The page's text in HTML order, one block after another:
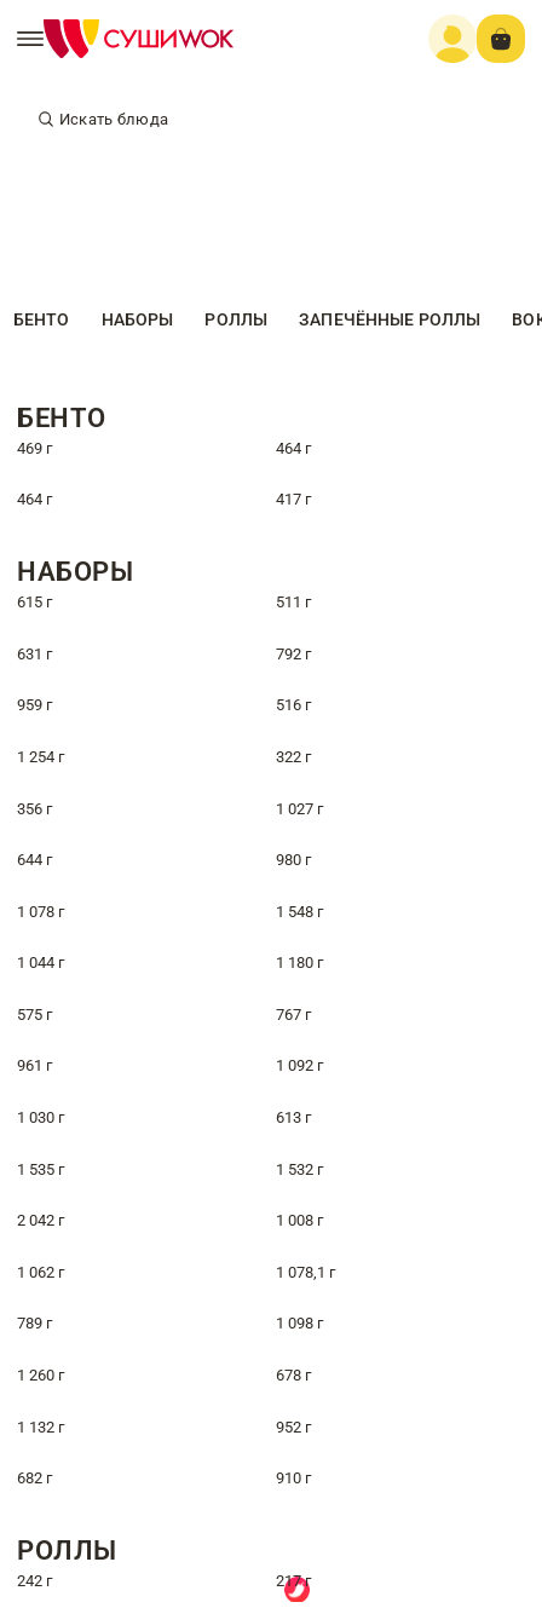
Искать блюда
БЕНТО НАБОРЫ РОЛЛЫ ЗАПЕЧЁННЫЕ РОЛЛЫ
БЕНТО
469 г 464 г
464 г 417 г
НАБОРЫ
615 г 511 г
631 г 792 г
959 г 516 г
1 254 г 322 г
356 г 1 027 г
644 г 980 г
1 078 г 1 548 г
1 044 г 1 180 г
575 г 767 г
961 г 1 092 г
1 030 г 613 г
1 535 г 1 532 г
2 042 г 1 008 г
1 062 г 1 078,1 г
789 г 1 098 г
1 260 г 678 г
1 132 г 952 г
682 г 910 г
РОЛЛЫ
242 г 217 г